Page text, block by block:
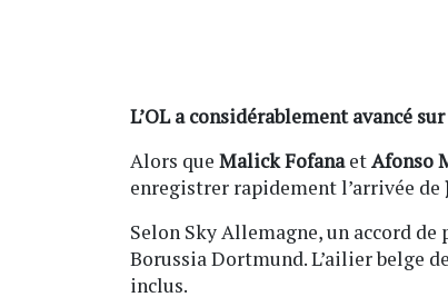
L’OL a considérablement avancé
Alors que Malick FofanaetAfonso
enregistrer rapidement l’arrivée de
Selon Sky Allemagne, un accord
Borussia Dortmund. L’ailier belge
inclus.